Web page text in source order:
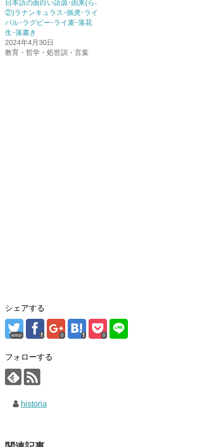
日本語の面白い語源･由来(ら-
②)ラナンキュラス･猟虎･ライ
バル･ラグビー･ライ麦･落花
生･落書き
2024年4月30日
教育・哲学・処世訓・言葉
シェアする
error 0 0
フォローする
historia